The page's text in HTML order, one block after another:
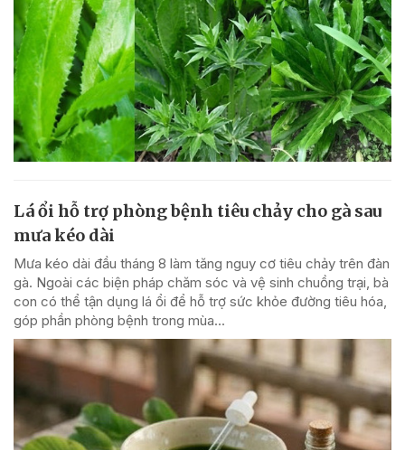
Lá ổi hỗ trợ phòng bệnh tiêu chảy cho gà sau
mưa kéo dài
Mưa kéo dài đầu tháng 8 làm tăng nguy cơ tiêu chảy trên đàn
gà. Ngoài các biện pháp chăm sóc và vệ sinh chuồng trại, bà
con có thể tận dụng lá ổi để hỗ trợ sức khỏe đường tiêu hóa,
góp phần phòng bệnh trong mùa...